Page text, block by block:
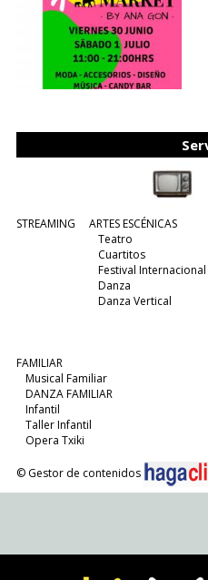
STREAMING
ARTES ESCÉNICAS
Teatro
Cuartitos
Festival
Danza
Danza Vertical
FAMILIAR
Musical Familiar
DANZA FAMILIAR
Infantil
Taller Infantil
Opera Txiki
© Gestor de contenidos